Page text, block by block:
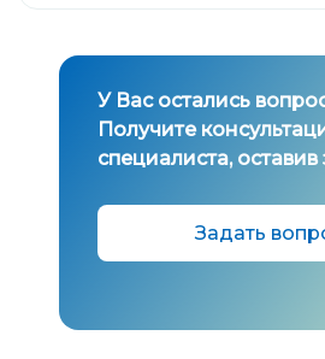
У Вас остались
Получите
специалиста, оставив
Задать